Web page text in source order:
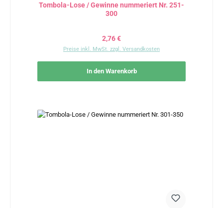
Tombola-Lose / Gewinne nummeriert Nr. 251-
300
Regulärer Preis:
2,76 €
Preise inkl. MwSt. zzgl. Versandkosten
In den Warenkorb